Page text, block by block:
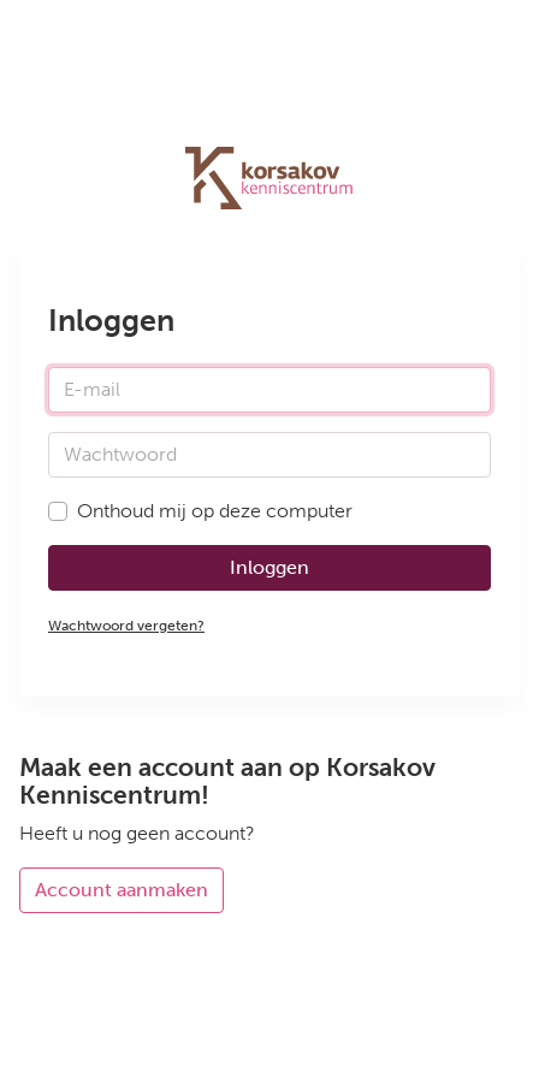
Inloggen
E-mail
Wachtwoord
Onthoud mij op deze computer
Inloggen
Wachtwoord vergeten?
Maak een account aan op Korsakov
Kenniscentrum!
Heeft u nog geen account?
Account aanmaken